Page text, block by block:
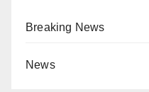
Breaking News
News